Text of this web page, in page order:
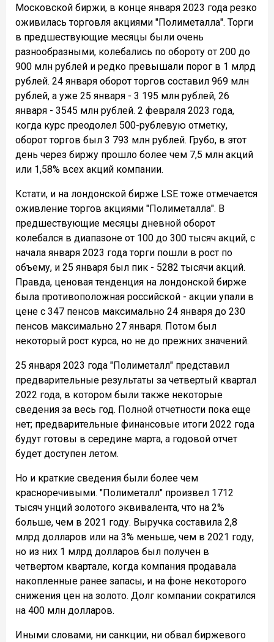
Московской биржи, в конце января 2023 года резко
оживилась торговля акциями "Полиметалла". Торги
в предшествующие месяцы были очень
разнообразными, колебались по обороту от 200 до
900 млн рублей и редко превышали порог в 1 млрд
рублей. 24 января оборот торгов составил 969 млн
рублей, а уже 25 января - 3 195 млн рублей, 26
января - 3545 млн рублей. 2 февраля 2023 года,
когда курс преодолел 500-рублевую отметку,
оборот торгов был 3 793 млн рублей. Грубо, в этот
день через биржу прошло более чем 7,5 млн акций
или 1,58% всех акций компании.
Кстати, и на лондонской бирже LSE тоже отмечается
оживление торгов акциями "Полиметалла". В
предшествующие месяцы дневной оборот
колебался в диапазоне от 100 до 300 тысяч акций, с
начала января 2023 года торги пошли в рост по
объему, и 25 января был пик - 5282 тысячи акций.
Правда, ценовая тенденция на лондонской бирже
была противоположная российской - акции упали в
цене с 347 пенсов максимально 24 января до 230
пенсов максимально 27 января. Потом был
некоторый рост курса, но не до прежних значений.
25 января 2023 года "Полиметалл" представил
предварительные результаты за четвертый квартал
2022 года, в котором были также некоторые
сведения за весь год. Полной отчетности пока еще
нет; предварительные финансовые итоги 2022 года
будут готовы в середине марта, а годовой отчет
будет доступен летом.
Но и краткие сведения были более чем
красноречивыми. "Полиметалл" произвел 1712
тысяч унций золотого эквивалента, что на 2%
больше, чем в 2021 году. Выручка составила 2,8
млрд долларов или на 3% меньше, чем в 2021 году,
но из них 1 млрд долларов был получен в
четвертом квартале, когда компания продавала
накопленные ранее запасы, и на фоне некоторого
снижения цен на золото. Долг компании сократился
на 400 млн долларов.
Иными словами, ни санкции, ни обвал биржевого